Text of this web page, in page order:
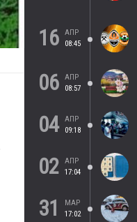
16
АПР
08:45
06
АПР
08:57
04
АПР
09:18
02
АПР
17:04
31
МАР
17:02